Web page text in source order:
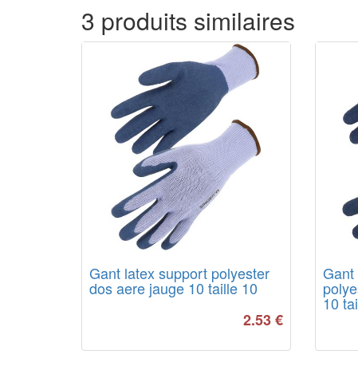
3 produits similaires
Gant latex support polyester
dos aere jauge 10 taille 10
2.53 €
10